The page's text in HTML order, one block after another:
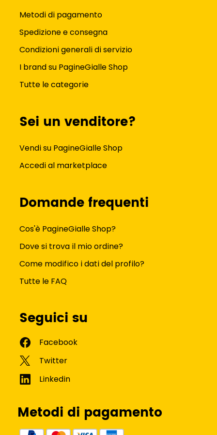
Metodi di pagamento
Spedizione e consegna
Condizioni generali di servizio
I brand su PagineGialle Shop
Tutte le categorie
Sei un venditore?
Vendi su PagineGialle Shop
Accedi al marketplace
Domande frequenti
Cos'è PagineGialle Shop?
Dove si trova il mio ordine?
Come modifico i dati del profilo?
Tutte le FAQ
Seguici su
Metodi di pagamento